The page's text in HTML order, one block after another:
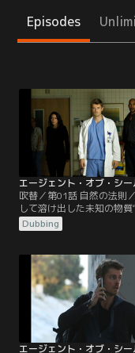
Episodes
吹替／第01話 自然の法則
して溶け出した未知の物
ェン”。その物質を含んだフ
ュオイルを多くの人が摂取
マンズ（特殊能力者）”が
いた。世界が混乱し始める
ルドは彼らの保護に動き出
に“謎の武装集団”に先を越
Dubbing